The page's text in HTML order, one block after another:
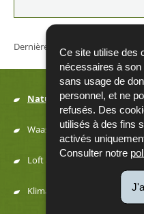
Ce site utilise des
nécessaires à son
sans usage de
personnel, et ne
refusés. Des
utilisés à des fins
activés
Consulter notre
Dernière mise à jour 04/01/2019
Menu
de
navigation
Natur
Waasser
Loft a Kaméidi
Klima an Energie